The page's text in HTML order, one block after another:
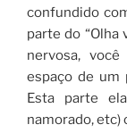
confundido
parte do “Olha
nervosa,
espaço de um
Esta parte
namorado, etc)